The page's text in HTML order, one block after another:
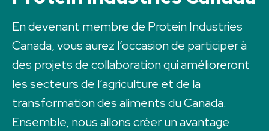
En devenant membre de Protein Industries
Canada, vous aurez l’occasion de participer à
des projets de collaboration qui amélioreront
les secteurs de l’agriculture et de la
transformation des aliments du Canada.
Ensemble, nous allons créer un avantage